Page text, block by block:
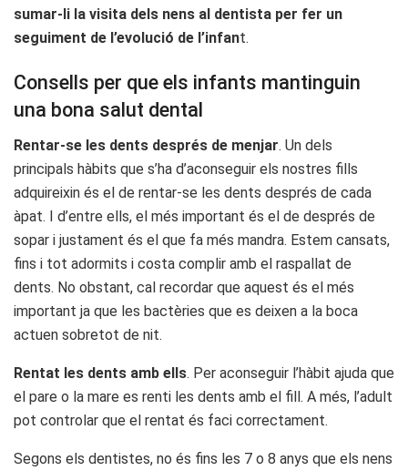
sumar-li la visita dels nens al dentista per fer un
seguiment de l’evolució de l’infant.
Consells per que els infants mantinguin
una bona salut dental
Rentar-se les dents després de menjar. Un dels
principals hàbits que s’ha d’aconseguir els nostres fills
adquireixin és el de rentar-se les dents després de cada
àpat. I d’entre ells, el més important és el de després de
sopar i justament és el que fa més mandra. Estem cansats,
fins i tot adormits i costa complir amb el raspallat de
dents. No obstant, cal recordar que aquest és el més
important ja que les bactèries que es deixen a la boca
actuen sobretot de nit.
Rentat les dents amb ells. Per aconseguir l’hàbit ajuda que
el pare o la mare es renti les dents amb el fill. A més, l’adult
pot controlar que el rentat és faci correctament.
Segons els dentistes, no és fins les 7 o 8 anys que els nens